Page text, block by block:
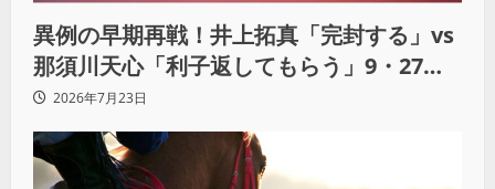
異例の早期再戦！井上拓真「完封する」vs
那須川天心「利子返してもらう」9・27決
戦へ2026年7月23日